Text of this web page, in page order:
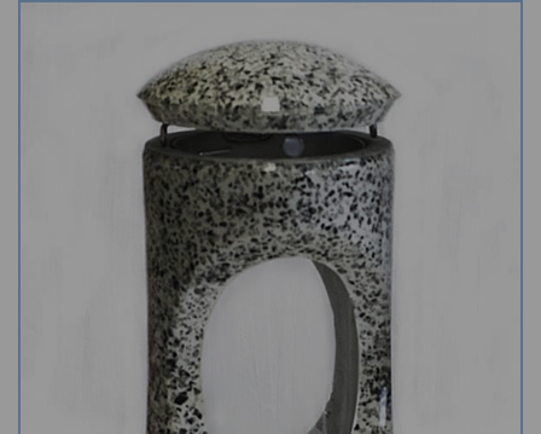
Chladící kostky a puky
Doplňky do kuchyně
Hřbitovní doplňky
Zvířecí náhrobky a pomníčky
Kamenné stoly, konferenční stolky
Barevné kamenné drti
Štípané kamenné obklady
Dárkové předměty z přírodního kamene